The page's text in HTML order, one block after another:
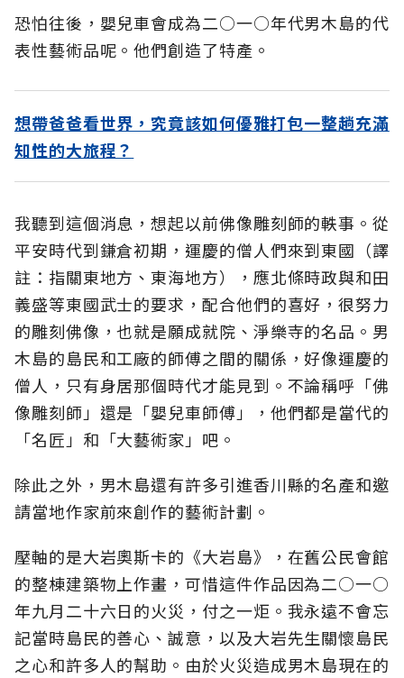
恐怕往後，嬰兒車會成為二○一○年代男木島的代
表性藝術品呢。他們創造了特產。
想帶爸爸看世界，究竟該如何優雅打包一整趟充滿
知性的大旅程？
我聽到這個消息，想起以前佛像雕刻師的軼事。從
平安時代到鎌倉初期，運慶的僧人們來到東國（譯
註：指關東地方、東海地方），應北條時政與和田
義盛等東國武士的要求，配合他們的喜好，很努力
的雕刻佛像，也就是願成就院、淨樂寺的名品。男
木島的島民和工廠的師傅之間的關係，好像運慶的
僧人，只有身居那個時代才能見到。不論稱呼「佛
像雕刻師」還是「嬰兒車師傅」，他們都是當代的
「名匠」和「大藝術家」吧。
除此之外，男木島還有許多引進香川縣的名產和邀
請當地作家前來創作的藝術計劃。
壓軸的是大岩奧斯卡的《大岩島》，在舊公民會館
的整棟建築物上作畫，可惜這件作品因為二○一○
年九月二十六日的火災，付之一炬。我永遠不會忘
記當時島民的善心、誠意，以及大岩先生關懷島民
之心和許多人的幫助。由於火災造成男木島現在的